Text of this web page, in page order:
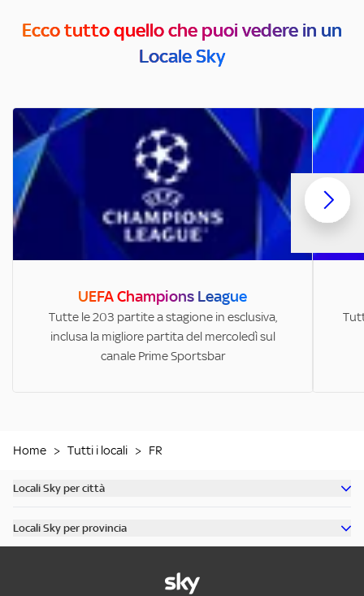
Ecco tutto quello che puoi vedere in un
Locale Sky
UEFA Champions League
Tutte le 203 partite a stagione in esclusiva,
inclusa la migliore partita del mercoledì sul
canale Prime Sportsbar
Home > Tutti i locali > FR
Locali Sky per città
Scopri tutti i bar di Roma
Locali Sky per provincia
Scopri tutti i bar in provincia di Milano
Scopri tutti i bar in provincia di Roma